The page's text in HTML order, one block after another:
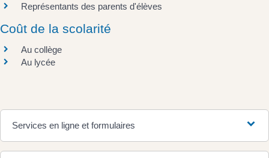
Représentants des parents d'élèves
Coût de la scolarité
Au collège
Au lycée
Services en ligne et formulaires